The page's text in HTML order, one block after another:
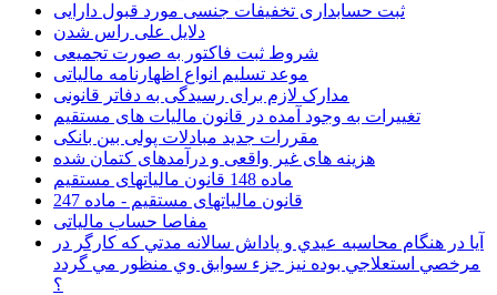
ثبت حسابداری تخفیفات جنسی مورد قبول دارایی
دلایل علی راس شدن
شروط ثبت فاکتور به صورت تجمیعی
موعد تسلیم انواع اظهارنامه مالیاتی
مدارک لازم برای رسیدگی به دفاتر قانونی
تغییرات به وجود آمده در قانون مالیات های مستقیم
مقررات جدید مبادلات پولی بین بانکی
هزینه های غیر واقعی و درآمدهای کتمان شده
ماده 148 قانون مالیاتهای مستقیم
قانون مالیاتهای مستقیم - ماده 247
مفاصا حساب مالیاتی
آيا در هنگام محاسبه عيدي و پاداش سالانه مدتي كه كارگر در
مرخصي استعلاجي بوده نيز جزء سوابق وي منظور مي گردد
؟